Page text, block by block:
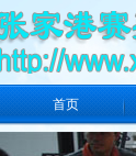
首页